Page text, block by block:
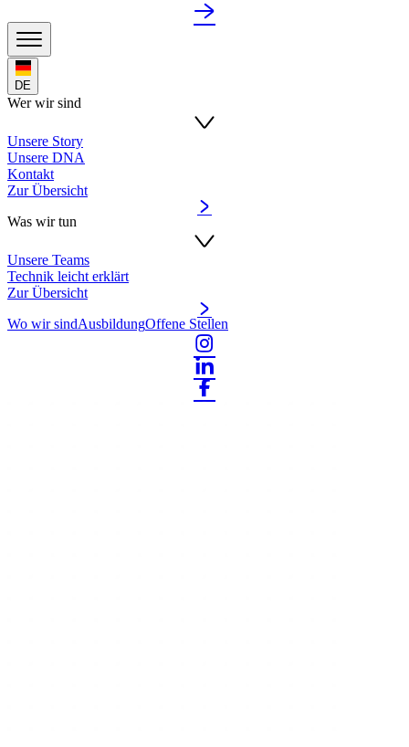
DE
Wer wir sind
Unsere Story
Unsere DNA
Kontakt
Zur Übersicht
Was wir tun
Unsere Teams
Technik leicht erklärt
Zur Übersicht
Wo wir sindAusbildungOffene Stellen